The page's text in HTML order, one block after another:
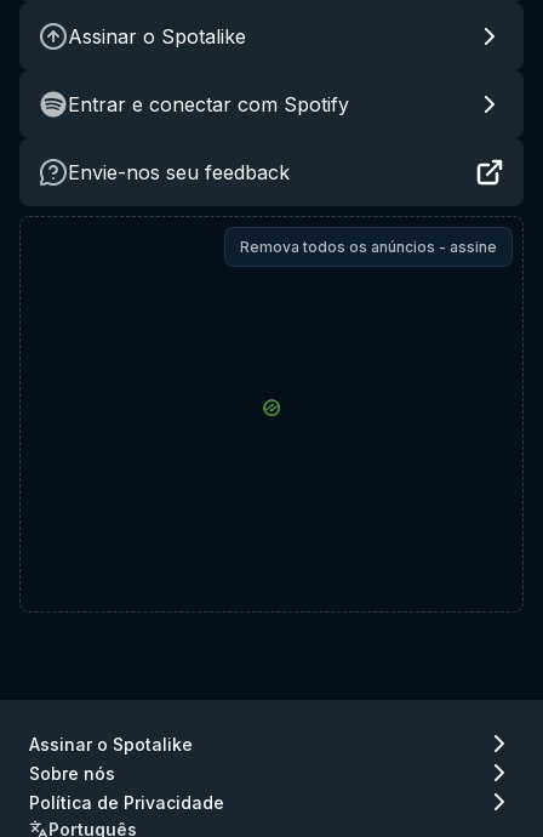
Assinar o Spotalike
Entrar e conectar com Spotify
Envie-nos seu feedback
Remova todos os anúncios - assine
Assinar o Spotalike
Sobre nós
Política de Privacidade
Português